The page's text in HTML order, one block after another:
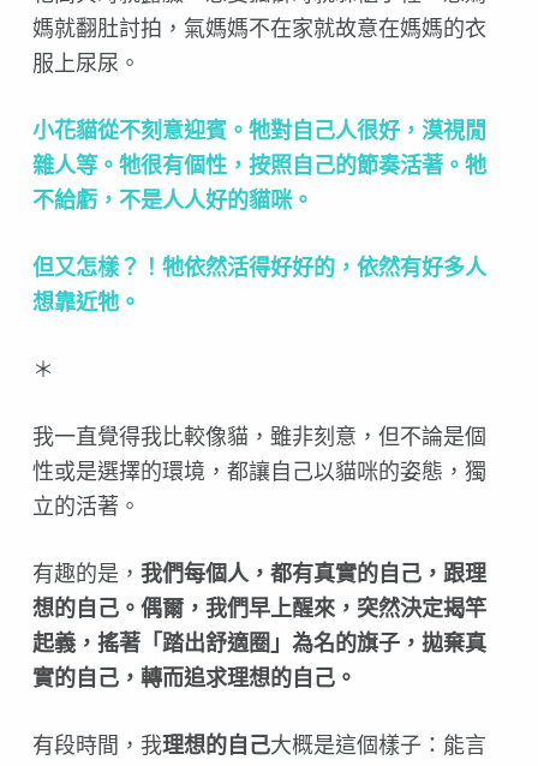
媽就翻肚討拍，氣媽媽不在家就故意在媽媽的衣
服上尿尿。
小花貓從不刻意迎賓。牠對自己人很好，漠視閒
雜人等。牠很有個性，按照自己的節奏活著。牠
不給虧，不是人人好的貓咪。
但又怎樣？！牠依然活得好好的，依然有好多人
想靠近牠。
＊
我一直覺得我比較像貓，雖非刻意，但不論是個
性或是選擇的環境，都讓自己以貓咪的姿態，獨
立的活著。
有趣的是， 我們每個人，都有真實的自己，跟理
想的自己。偶爾，我們早上醒來，突然決定揭竿
起義，搖著「踏出舒適圈」為名的旗子，拋棄真
實的自己，轉而追求理想的自己。
有段時間，我理想的自己大概是這個樣子：能言